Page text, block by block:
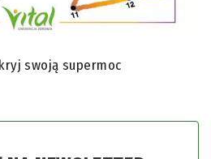
Zamiast oceniać osobę
nastawienie”), opisuj swoje
swoją supermoc